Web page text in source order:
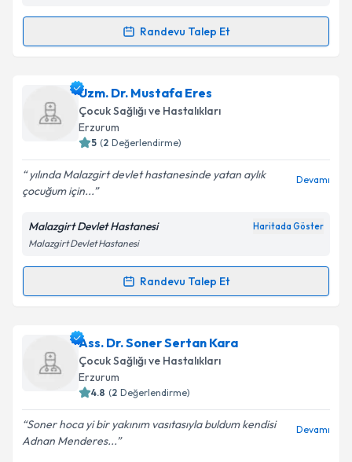
Randevu Talep Et
Randevu Takvimi Talebi
Dr. Emel Evreniçin randevu takvimi talebi oluşturun.
Size bu uzmandan randevu almanız için bir takvim
hazırlandığında e-posta ile bilgilendireceğiz.
Kişisel verilerimin işlenmesine ilişkin
Aydınlatma
Metni'ni okudum ve kişisel verilerimin belirtilen
kapsamda işlenmesini kabul ediyorum.
Uzm. Dr. Mustafa Eres
Çocuk Sağlığı ve Hastalıkları
Erzurum
5 (2 Değerlendirme)
yılında Malazgirt devlet hastanesinde yatan aylık
çocuğum için...
Devamı
Malazgirt Devlet Hastanesi Haritada Göster
Malazgirt Devlet Hastanesi
Randevu Talep Et
Randevu Takvimi Talebi
Uzm. Dr. Mustafa Eresiçin randevu takvimi talebi
oluşturun. Size bu uzmandan randevu almanız için bir
takvim hazırlandığında e-posta ile bilgilendireceğiz.
Ass. Dr. Soner Sertan Kara
Çocuk Sağlığı ve Hastalıkları
Erzurum
4.8 (2 Değerlendirme)
Soner hoca yi bir yakınım vasıtasıyla buldum kendisi
Adnan Menderes...
Devamı